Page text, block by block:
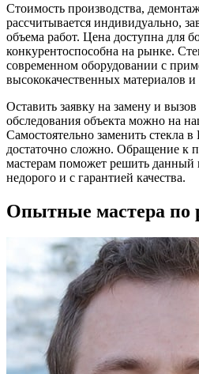
Стоимость производства,
рассчитывается индивидуально,
объема работ. Цена доступна для
конкурентоспособна на рынке.
современном оборудовании с
высококачественных материалов
Оставить заявку на замену и
обследования объекта можно на
Самостоятельно заменить стекла
достаточно сложно. Обращение к
мастерам поможет решить данный
недорого и с гарантией качества.
Опытные мастера по